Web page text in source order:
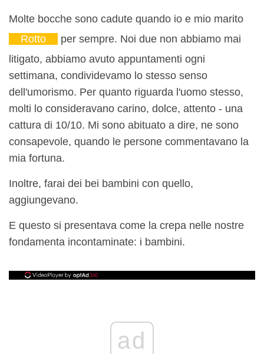
Molte bocche sono cadute quando io e mio marito
Rotto
per sempre. Noi due non abbiamo mai
litigato, abbiamo avuto appuntamenti ogni
settimana, condividevamo lo stesso senso
dell'umorismo. Per quanto riguarda l'uomo stesso,
molti lo consideravano carino, dolce, attento - una
cattura di 10/10. Mi sono abituato a dire, ne sono
consapevole, quando le persone commentavano la
mia fortuna.
Inoltre, farai dei bei bambini con quello,
aggiungevano.
E questo si presentava come la crepa nelle nostre
fondamenta incontaminate: i bambini.
ad